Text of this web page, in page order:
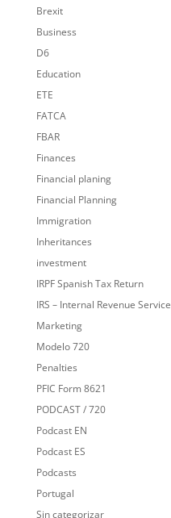
Brexit
Business
D6
Education
ETE
FATCA
FBAR
Finances
Financial planing
Financial Planning
Immigration
Inheritances
investment
IRPF Spanish Tax Return
IRS – Internal Revenue Service
Marketing
Modelo 720
Penalties
PFIC Form 8621
PODCAST / 720
Podcast EN
Podcast ES
Podcasts
Portugal
Sin categorizar